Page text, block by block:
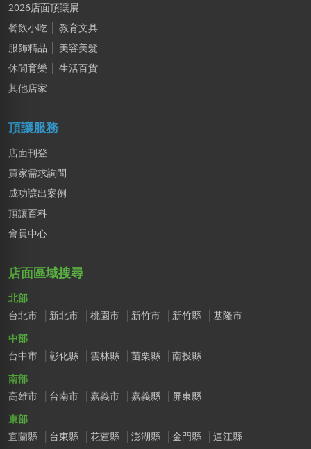
黃X姐
嘉義市｜預算 30萬~50萬元
KXllyChen
新北市｜預算 30萬~50萬元
花蓮縣｜預算 50萬~100萬元
2026店面頂讓展
餐飲小吃
教育文具
服飾精品
美容美髮
休閒育樂
生活百貨
其他店家
頂讓服務
店面刊登
買家需求詢問
成功讓出案例
頂讓百科
會員中心
店面區域搜尋
北部
台北市
新北市 桃園市 新竹市 新竹縣
基隆市
中部
台中市
彰化縣 雲林縣 苗栗縣
南投縣
南部
高雄市
台南市 嘉義市 嘉義縣
屏東縣
東部
宜蘭縣
台東縣 花蓮縣 澎湖縣 金門縣 連江縣